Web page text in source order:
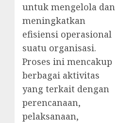
untuk mengelola dan
meningkatkan
efisiensi operasional
suatu organisasi.
Proses ini mencakup
berbagai aktivitas
yang terkait dengan
perencanaan,
pelaksanaan,